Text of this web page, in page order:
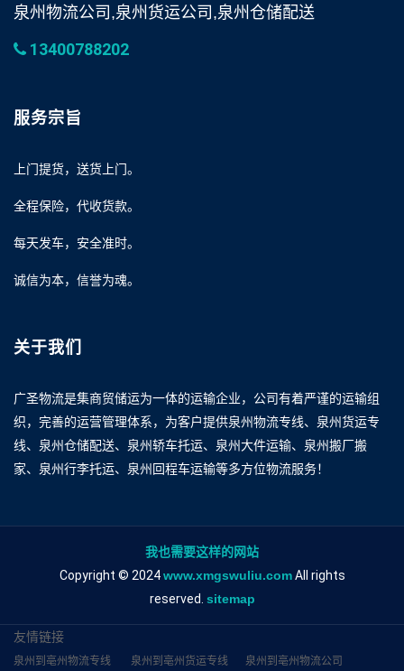
泉州物流公司,泉州货运公司,泉州仓储配送
13400788202
服务宗旨
上门提货，送货上门。
全程保险，代收货款。
每天发车，安全准时。
诚信为本，信誉为魂。
关于我们
广圣物流是集商贸储运为一体的运输企业，公司有着严谨的运输组
织，完善的运营管理体系，为客户提供泉州物流专线、泉州货运专
线、泉州仓储配送、泉州轿车托运、泉州大件运输、泉州搬厂搬
家、泉州行李托运、泉州回程车运输等多方位物流服务！
我也需要这样的网站
Copyright © 2024www.xmgswuliu.comAll rights
reserved. sitemap
友情链接
泉州到亳州物流专线 泉州到亳州货运专线 泉州到亳州物流公司